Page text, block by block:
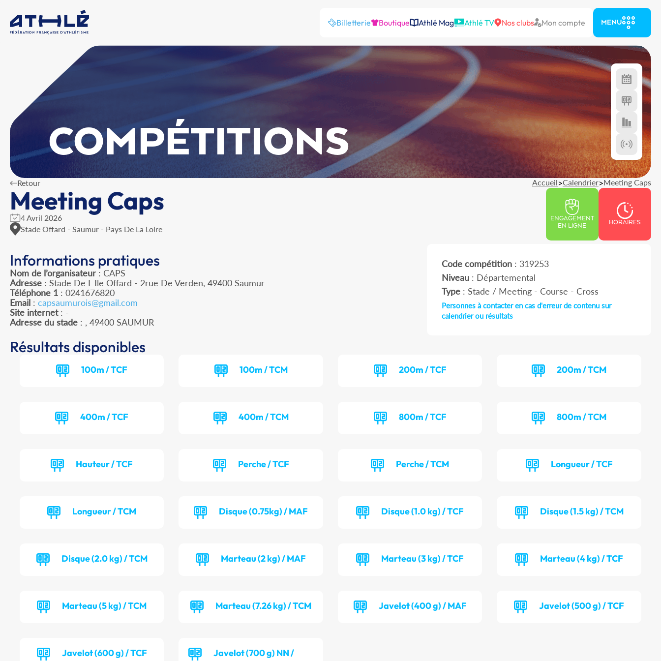
Billetterie Boutique Athlé Mag Athlé TV Nos clubs Mon compte MENU
COMPÉTITIONS
Retour Accueil>Calendrier>Meeting Caps
Meeting Caps
4 Avril 2026
Stade Offard - Saumur - Pays De La Loire
ENGAGEMENT
EN LIGNE
HORAIRES
Informations pratiques
Nom de l’organisateur : CAPS
Adresse : Stade De L Ile Offard - 2rue De Verden, 49400 Saumur
Téléphone 1 : 0241676820
Email : capsaumurois@gmail.com
Site internet: -
Adresse du stade : , 49400 SAUMUR
Code compétition: 319253
Niveau: Départemental
Type: Stade / Meeting - Course - Cross
Personnes à contacter en cas d'erreur de contenu sur
calendrier ou résultats
Résultats disponibles
100m / TCF 100m / TCM 200m / TCF 200m / TCM
400m / TCF 400m / TCM 800m / TCF 800m / TCM
Hauteur / TCF Perche / TCF Perche / TCM Longueur / TCF
Longueur / TCM Disque (0.75kg) / MAF Disque (1.0 kg) / TCF Disque (1.5 kg) / TCM
Disque (2.0 kg) / TCM Marteau (2 kg) / MAF Marteau (3 kg) / TCF Marteau (4 kg) / TCF
Marteau (5 kg) / TCM Marteau (7.26 kg) / TCM Javelot (400 g) / MAF Javelot (500 g) / TCF
Javelot (600 g) / TCF
Javelot (700 g) NN /